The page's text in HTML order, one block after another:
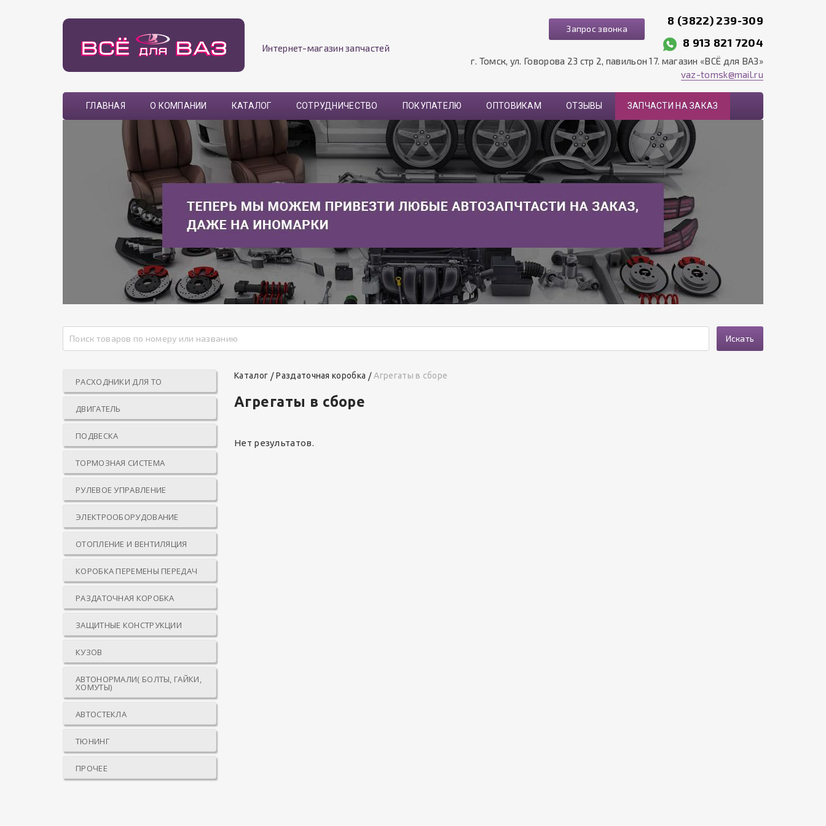
Интернет-магазин запчастей
Запрос звонка
8 (3822) 239-309
8 913 821 7204
г. Томск, ул. Говорова 23 стр 2, павильон 17. магазин «ВСЁ для ВАЗ»
vaz-tomsk@mail.ru
ГЛАВНАЯ О КОМПАНИИ КАТАЛОГ СОТРУДНИЧЕСТВО ПОКУПАТЕЛЮ ОПТОВИКАМ ОТЗЫВЫ ЗАПЧАСТИ НА ЗАКАЗ
Искать
РАСХОДНИКИ ДЛЯ ТО
ДВИГАТЕЛЬ
ПОДВЕСКА
ТОРМОЗНАЯ СИСТЕМА
РУЛЕВОЕ УПРАВЛЕНИЕ
ЭЛЕКТРООБОРУДОВАНИЕ
ОТОПЛЕНИЕ И ВЕНТИЛЯЦИЯ
КОРОБКА ПЕРЕМЕНЫ ПЕРЕДАЧ
РАЗДАТОЧНАЯ КОРОБКА
ЗАЩИТНЫЕ КОНСТРУКЦИИ
КУЗОВ
АВТОНОРМАЛИ( БОЛТЫ, ГАЙКИ,
ХОМУТЫ)
АВТОСТЕКЛА
ТЮНИНГ
ПРОЧЕЕ
Каталог Раздаточная коробка Агрегаты в сборе
Агрегаты в сборе
Нет результатов.